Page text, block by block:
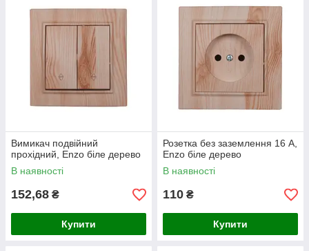
Вимикач подвійний
прохідний, Enzo біле дерево
В наявності
152,68 ₴
Купити
Розетка без заземлення 16 А,
Enzo біле дерево
В наявності
110 ₴
Купити